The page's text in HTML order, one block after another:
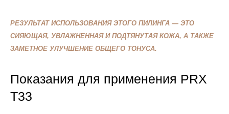
РЕЗУЛЬТАТ ИСПОЛЬЗОВАНИЯ ЭТОГО ПИЛИНГА — ЭТО
СИЯЮЩАЯ, УВЛАЖНЕННАЯ И ПОДТЯНУТАЯ КОЖА, А ТАКЖЕ
ЗАМЕТНОЕ УЛУЧШЕНИЕ ОБЩЕГО ТОНУСА.
Показания для применения PRX
T33